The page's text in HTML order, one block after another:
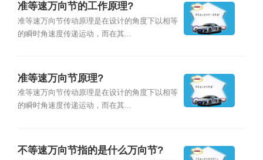
准等速万向节的工作原理?
准等速万向节传动原理是在设计的角度下以相等
的瞬时角速度传递运动，而在其...
准等速万向节原理?
准等速万向节传动原理是在设计的角度下以相等
的瞬时角速度传递运动，而在其...
不等速万向节指的是什么万向节?